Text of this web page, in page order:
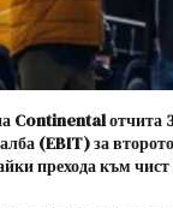
Continental отчита
(EBIT) за
прехода към чист